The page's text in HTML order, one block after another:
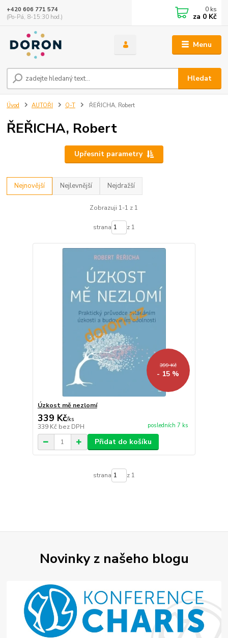
Menu
Hledat
+420 606 771 574
(Po-Pá, 8-15:30 hod.)
0 ks
za 0 Kč
Úvod AUTOŘI Q-T ŘEŘICHA, Robert
ŘEŘICHA, Robert
Upřesnit parametry
Nejnovější Nejlevnější Nejdražší
Zobrazuji 1-1 z 1
strana z 1
399 Kč
- 15 %
Úzkost mě nezlomí
339 Kč/ks
339 Kč bez DPH posledních 7 ks
Přidat do košíku
strana z 1
Novinky z našeho blogu